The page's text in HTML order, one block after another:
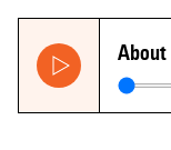
About